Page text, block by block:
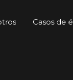
Casos de